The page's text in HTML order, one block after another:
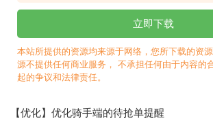
立即下载
本站所提供的资源均来源于网络，您所下载的资
源不提供任何商业服务， 不承担任何由于内容的
起的争议和法律责任。
【优化】优化骑手端的待抢单提醒